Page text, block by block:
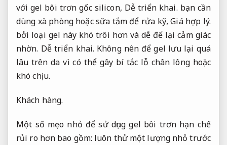
với gel bôi trơn gốc silicon, Dễ triển khai. bạn cần
dùng xà phòng hoặc sữa tắm để rửa kỹ,Giá hợp lý.
bởi loại gel này khó trôi hơn và dễ để lại cảm giác
nhờn. Dễ triển khai. Không nên để gel lưu lại quá
lâu trên da vì có thể gây bí tắc lỗ chân lông hoặc
khó chịu.
Khách hàng.
Một số mẹo nhỏ để sử dụng gel bôi trơn hạn chế
rủi ro hơn bao gồm: luôn thử một lượng nhỏ trước